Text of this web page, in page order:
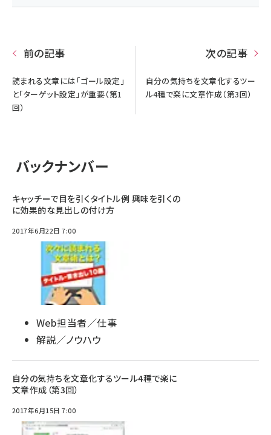
前の記事
読まれる文章には「ゴール設定」
と「ターゲット設定」が重要（第1
回）
次の記事
自分の気持ちを文章化するツー
ル4種で楽に文章作成（第3回）
バックナンバー
キャッチーで目を引くタイトル例 興味を引くの
に効果的な見出しの付け方
2017年6月22日 7:00
Web担当者／仕事
解説／ノウハウ
自分の気持ちを文章化するツール4種で楽に
文章作成（第3回）
2017年6月15日 7:00